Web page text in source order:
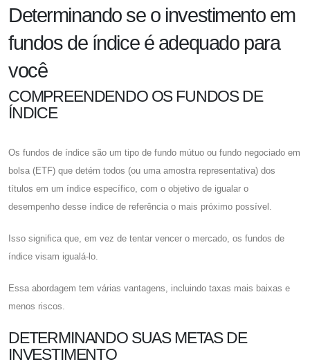
Determinando se o investimento em
fundos de índice é adequado para
você
COMPREENDENDO OS FUNDOS DE
ÍNDICE
Os fundos de índice são um tipo de fundo mútuo ou fundo negociado em
bolsa (ETF) que detém todos (ou uma amostra representativa) dos
títulos em um índice específico, com o objetivo de igualar o
desempenho desse índice de referência o mais próximo possível.
Isso significa que, em vez de tentar vencer o mercado, os fundos de
índice visam igualá-lo.
Essa abordagem tem várias vantagens, incluindo taxas mais baixas e
menos riscos.
DETERMINANDO SUAS METAS DE
INVESTIMENTO